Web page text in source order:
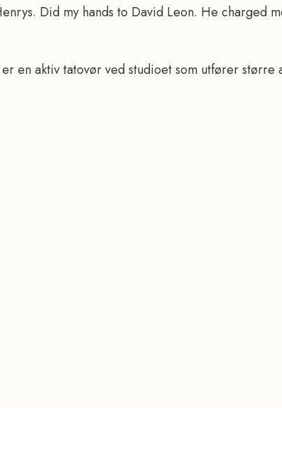
Did my hands to David Leon. He charged
en aktiv tatovør ved studioet som utfører større